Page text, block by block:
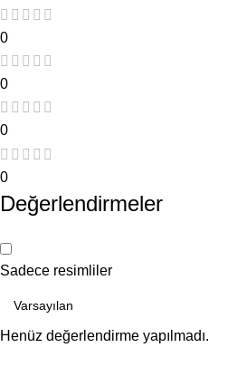
0
0
0
0
Değerlendirmeler
Sadece resimliler
Henüz değerlendirme yapılmadı.